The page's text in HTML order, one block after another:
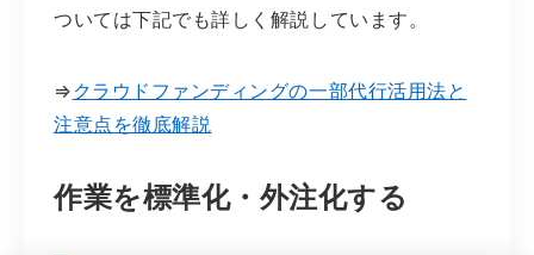
ついては下記でも詳しく解説しています。
⇒ クラウドファンディングの一部代行活用法と
注意点を徹底解説
作業を標準化・外注化する